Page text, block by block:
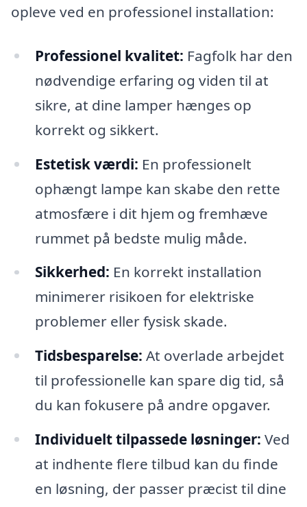
opleve ved en professionel installation:
Professionel kvalitet: Fagfolk har den
nødvendige erfaring og viden til at
sikre, at dine lamper hænges op
korrekt og sikkert.
Estetisk værdi: En professionelt
ophængt lampe kan skabe den rette
atmosfære i dit hjem og fremhæve
rummet på bedste mulig måde.
Sikkerhed: En korrekt installation
minimerer risikoen for elektriske
problemer eller fysisk skade.
Tidsbesparelse: At overlade arbejdet
til professionelle kan spare dig tid, så
du kan fokusere på andre opgaver.
Individuelt tilpassede løsninger: Ved
at indhente flere tilbud kan du finde
en løsning, der passer præcist til dine